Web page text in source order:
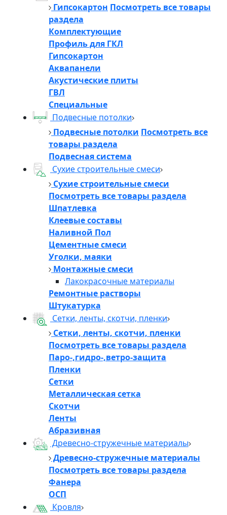
Гипсокартон Посмотреть все товары
раздела
Комплектующие
Профиль для ГКЛ
Гипсокартон
Аквапанели
Акустические плиты
ГВЛ
Специальные
Подвесные потолки
Подвесные потолки Посмотреть все
товары раздела
Подвесная система
Сухие строительные смеси
Сухие строительные смеси
Посмотреть все товары раздела
Шпатлевка
Клеевые составы
Наливной Пол
Цементные смеси
Уголки, маяки
Монтажные смеси
Лакокрасочные материалы
Ремонтные растворы
Штукатурка
Сетки, ленты, скотчи, пленки
Сетки, ленты, скотчи, пленки
Посмотреть все товары раздела
Паро-,гидро-,ветро-защита
Пленки
Сетки
Металлическая сетка
Скотчи
Ленты
Абразивная
Древесно-стружечные материалы
Древесно-стружечные материалы
Посмотреть все товары раздела
Фанера
ОСП
Кровля